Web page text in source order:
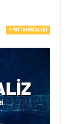
FIYAT TAHMINLERI